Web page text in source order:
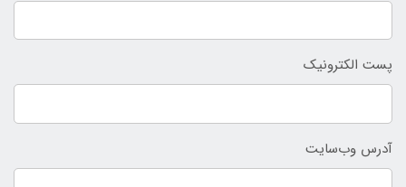
پست الکترونیک
آدرس وب‌سایت